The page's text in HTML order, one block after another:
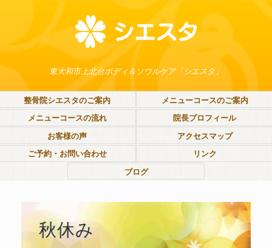
東大和市上北台ボディ＆ソウルケア「シエスタ」
整骨院シエスタのご案内
メニューコースのご案内
メニューコースの流れ
院長プロフィール
お客様の声
アクセスマップ
ご予約・お問い合わせ
リンク
ブログ
秋休み